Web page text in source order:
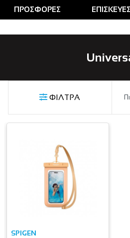
ΠΡΟΣΦΟΡΕΣ ΕΠΙΣΚΕΥΕΣ
ΦΙΛΤΡΑ
SPIGEN